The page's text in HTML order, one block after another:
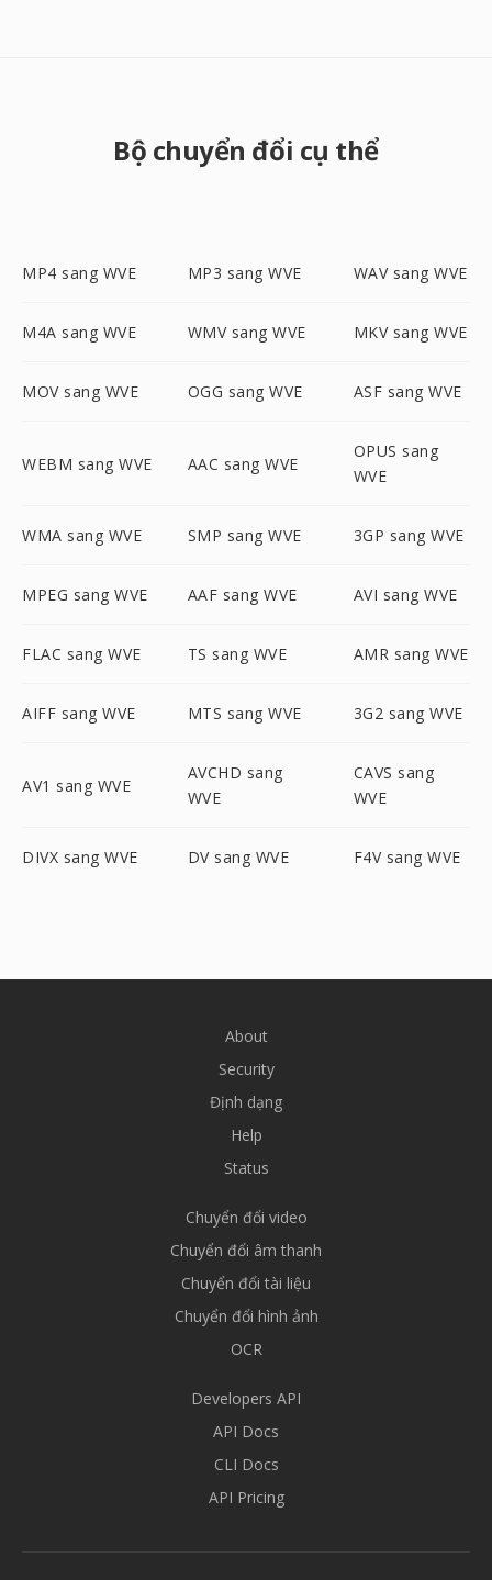
Bộ chuyển đổi cụ thể
MP4 sang WVE MP3 sang WVE WAV sang WVE
M4A sang WVE WMV sang WVE MKV sang WVE
MOV sang WVE OGG sang WVE ASF sang WVE
WEBM sang WVE AAC sang WVE
OPUS sang
WVE
WMA sang WVE SMP sang WVE 3GP sang WVE
MPEG sang WVE AAF sang WVE AVI sang WVE
FLAC sang WVE TS sang WVE AMR sang WVE
AIFF sang WVE MTS sang WVE 3G2 sang WVE
AV1 sang WVE
AVCHD sang
WVE
CAVS sang
WVE
DIVX sang WVE DV sang WVE F4V sang WVE
About
Security
Định dạng
Help
Status
Chuyển đổi video
Chuyển đổi âm thanh
Chuyển đổi tài liệu
Chuyển đổi hình ảnh
OCR
Developers API
API Docs
CLI Docs
API Pricing